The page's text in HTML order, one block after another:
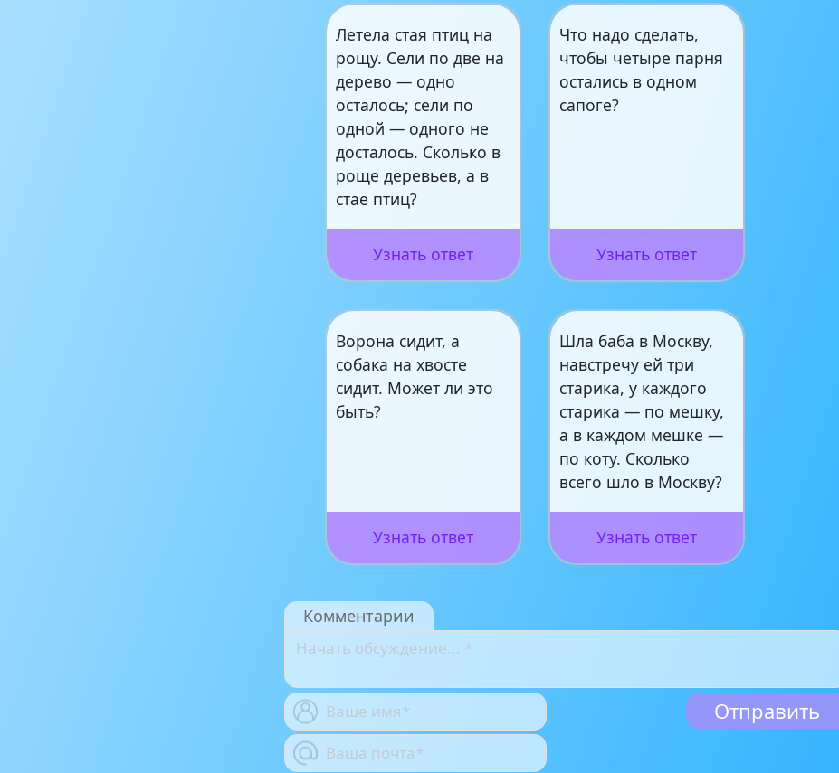
Летела стая птиц на
рощу. Сели по две на
дерево — одно
осталось; сели по
одной — одного не
досталось. Сколько в
роще деревьев, а в
стае птиц?
Узнать ответ
Что надо сделать,
чтобы четыре парня
остались в одном
сапоге?
Узнать ответ
Ворона сидит, а
собака на хвосте
сидит. Может ли это
быть?
Узнать ответ
Шла баба в Москву,
навстречу ей три
старика, у каждого
старика — по мешку,
а в каждом мешке —
по коту. Сколько
всего шло в Москву?
Узнать ответ
Комментарии